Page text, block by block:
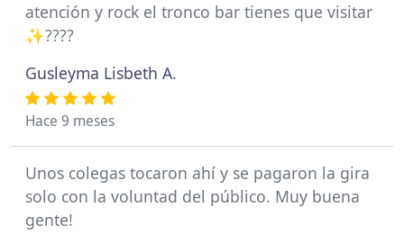
atención y rock el tronco bar tienes que visitar
✨????
Gusleyma Lisbeth A.
Hace 9 meses
Unos colegas tocaron ahí y se pagaron la gira
solo con la voluntad del público. Muy buena
gente!